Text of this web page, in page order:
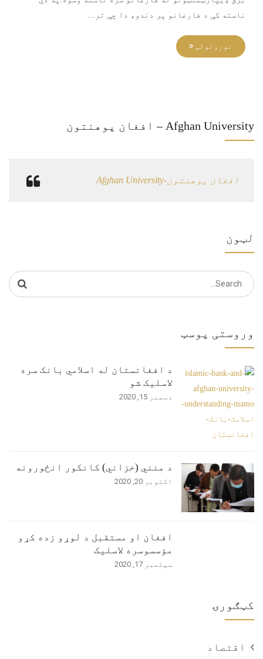
ناسته کې د فارغانو پر دندو، دا چې تر…
نورولولی
Afghan University – افغان پوهنتون
‏افغان پوهنتون-Afghan University‏
لټون
Search
for:
وروستی پوسټ
د افغانستان له اسلامي بانک سره
لاسلیک شو
دسمبر 15, 2020
د منني (خزاني) کانکور انځورونه
اکتوبر 20, 2020
افغان او مستقبل د لوړو زده کړو
مؤسسوسره لاسلیک
سپتمبر 17, 2020
کټګورۍ
اقتصاد